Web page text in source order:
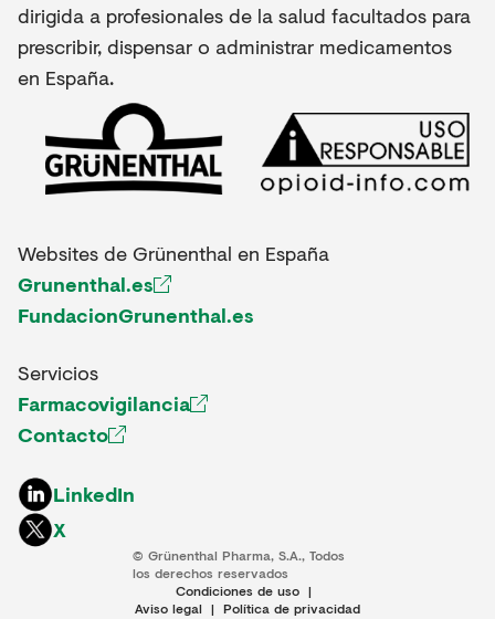
dirigida a profesionales de la salud facultados para
prescribir, dispensar o administrar medicamentos
en España.
Websites de Grünenthal en España
Grunenthal.es
FundacionGrunenthal.es
Servicios
Farmacovigilancia
Contacto
LinkedIn
X
© Grünenthal Pharma, S.A., Todos
los derechos reservados
Condiciones de uso |
Aviso legal | Política de privacidad